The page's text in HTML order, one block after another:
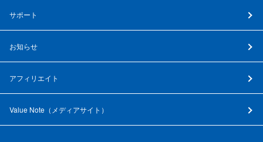
サポート
お知らせ
アフィリエイト
Value Note（ メディアサイト ）